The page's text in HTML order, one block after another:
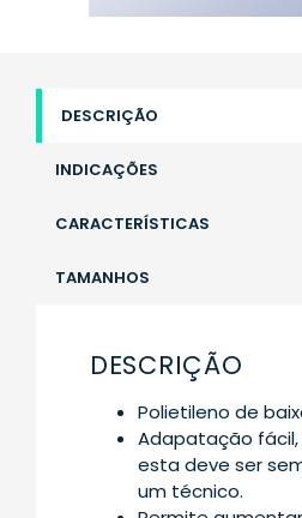
DESCRIÇÃO
INDICAÇÕES
CARACTERÍSTICAS
TAMANHOS
DESCRIÇÃO
Polietileno de
Adapatação
esta deve ser
um técnico.